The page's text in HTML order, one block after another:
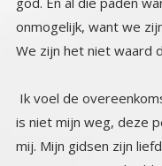
We zijn het niet waard
Ik voel de
is niet mijn weg,
mij. Mijn gidsen zijn
ooit een ervaring
maar één ding
Creator pure liefde
Dat je altijd bemind
universele wetten
ooit uit balans bracht
eerlijk en juist voor
makende god is de
demiurg, die het ons